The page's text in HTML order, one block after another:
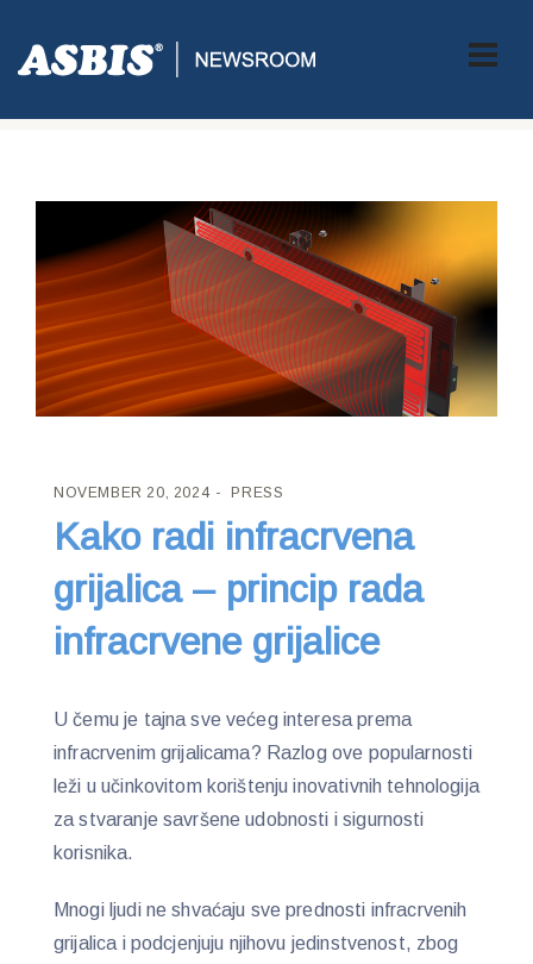
ASBIS CROATIA >PRESS> KAKO RADI INFRACRVENA
GRIJALICA – PRINCIP RADA INFRACRVENE GRIJALICE
NOVEMBER 20, 2024 PRESS
Kako radi infracrvena
grijalica – princip rada
infracrvene grijalice
U čemu je tajna sve većeg interesa prema
infracrvenim grijalicama? Razlog ove popularnosti
leži u učinkovitom korištenju inovativnih tehnologija
za stvaranje savršene udobnosti i sigurnosti
korisnika.
Mnogi ljudi ne shvaćaju sve prednosti infracrvenih
grijalica i podcjenjuju njihovu jedinstvenost, zbog